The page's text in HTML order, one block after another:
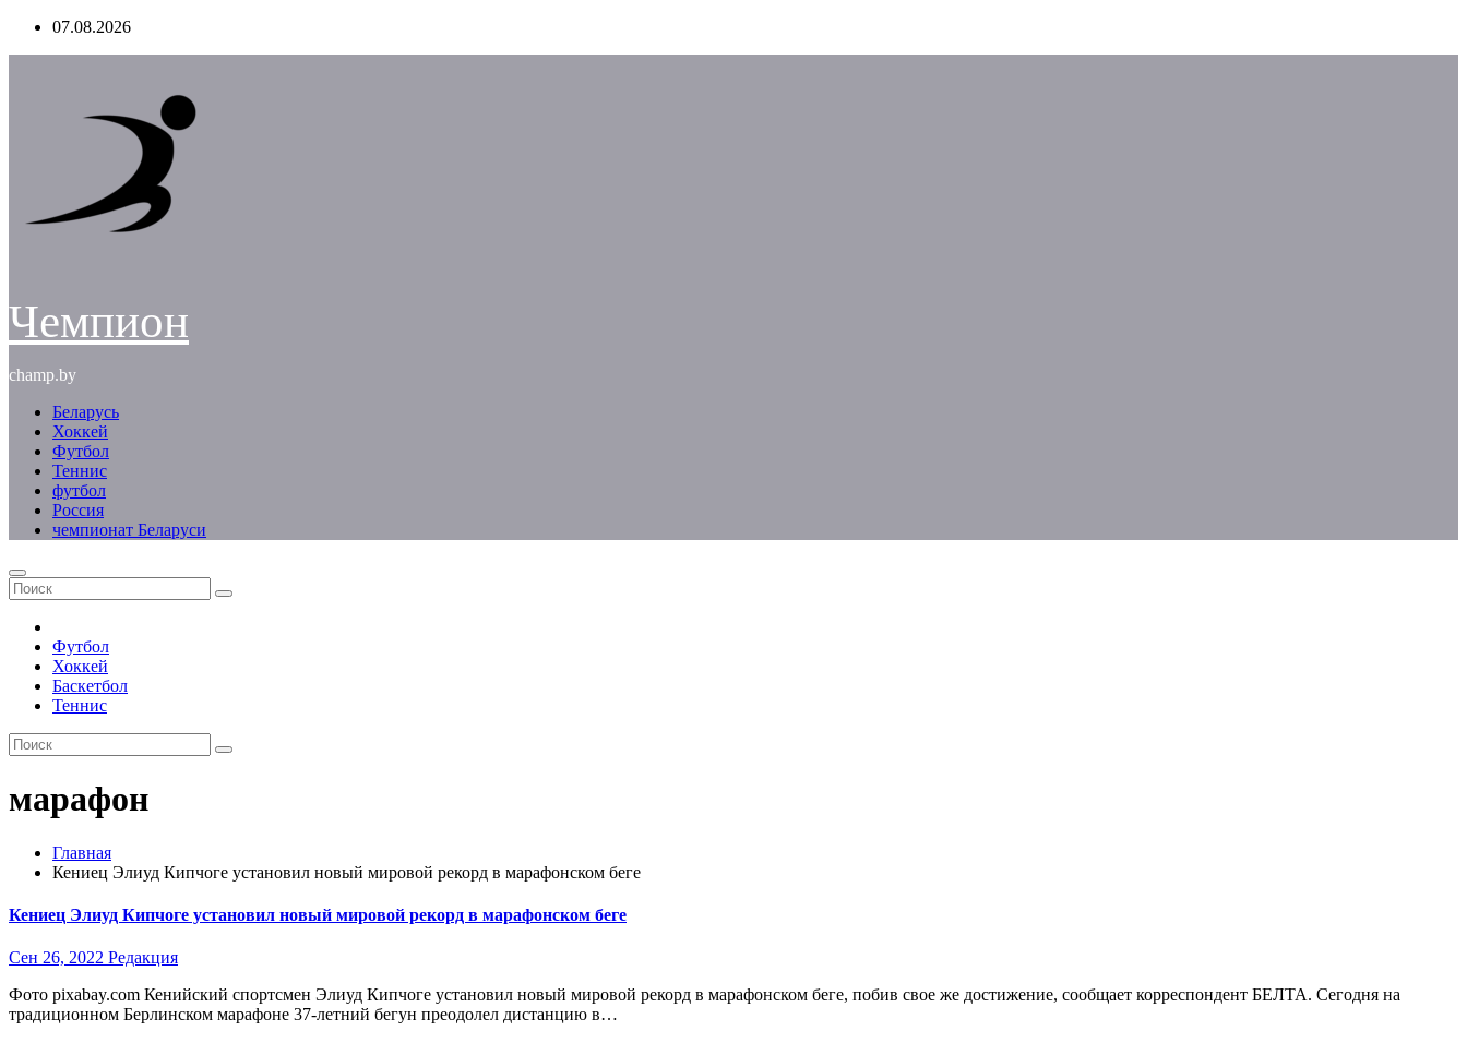
Перейти07.08.2026
Чемпион
champ.by
Беларусь
Хоккей
Футбол
Теннис
футбол
Россия
чемпионат Беларуси
Футбол
Хоккей
Баскетбол
Теннис
марафон
Главная
Кениец Элиуд Кипчоге установил новый мировой рекорд в марафонском беге
Кениец Элиуд Кипчоге установил новый мировой рекорд в марафонском беге
Сен 26, 2022 Редакция
Фото pixabay.com Кенийский спортсмен Элиуд Кипчоге установил новый мировой рекорд в марафонском беге, побив свое же достижение, сообщает корреспондент БЕЛТА. Сегодня на
традиционном Берлинском марафоне 37-летний бегун преодолел дистанцию в…